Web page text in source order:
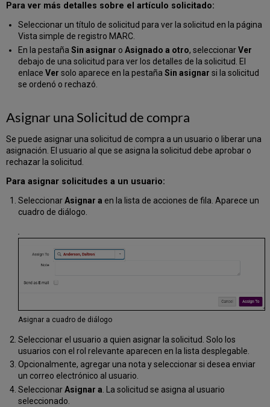
Para ver más detalles sobre el artículo solicitado:
Seleccionar un título de solicitud para ver la solicitud en la página
Vista simple de registro MARC.
En la pestaña Sin asignar o Asignado a otro, seleccionarVer
debajo de una solicitud para ver los detalles de la solicitud. El
enlace Ver solo aparece en la pestaña Sin asignar si la solicitud
se ordenó o rechazó.
Asignar una Solicitud de compra
Se puede asignar una solicitud de compra a un usuario o liberar una
asignación. El usuario al que se asigna la solicitud debe aprobar o
rechazar la solicitud.
Para asignar solicitudes a un usuario:
SeleccionarAsignar a en la lista de acciones de fila. Aparece un
cuadro de diálogo.
Asignar a cuadro de diálogo
Seleccionar el usuario a quien asignar la solicitud. Solo los
usuarios con el rol relevante aparecen en la lista desplegable.
Opcionalmente, agregar una nota y seleccionar si desea enviar
un correo electrónico al usuario.
SeleccionarAsignar a . La solicitud se asigna al usuario
seleccionado.